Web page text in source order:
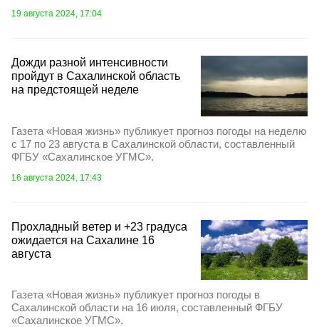
19 августа 2024, 17:04
Дожди разной интенсивности
пройдут в Сахалинской область
на предстоящей неделе
Газета «Новая жизнь» публикует прогноз погоды на неделю
с 17 по 23 августа в Сахалинской области, составленный
ФГБУ «Сахалинское УГМС».
16 августа 2024, 17:43
Прохладный ветер и +23 градуса
ожидается на Сахалине 16
августа
Газета «Новая жизнь» публикует прогноз погоды в
Сахалинской области на 16 июля, составленный ФГБУ
«Сахалинское УГМС».